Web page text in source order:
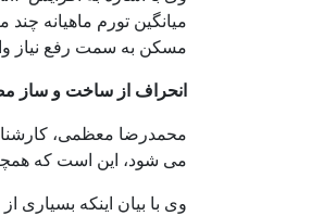
میانگین تورم ماهیانه
مسکن به سمت رفع نیاز
انحراف از ساخت و ساز
محمدرضا معظمی،
می شود، این است که
وی با بیان اینکه